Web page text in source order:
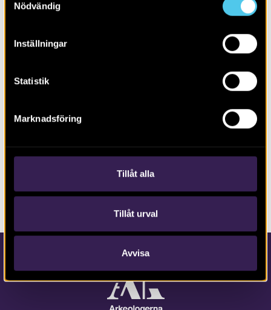
Nödvändig
Inställningar
Statistik
Marknadsföring
Tillåt alla
Tillåt urval
Avvisa
RAPPORT 2014:170
Boplats Askim 298 i Göteborg